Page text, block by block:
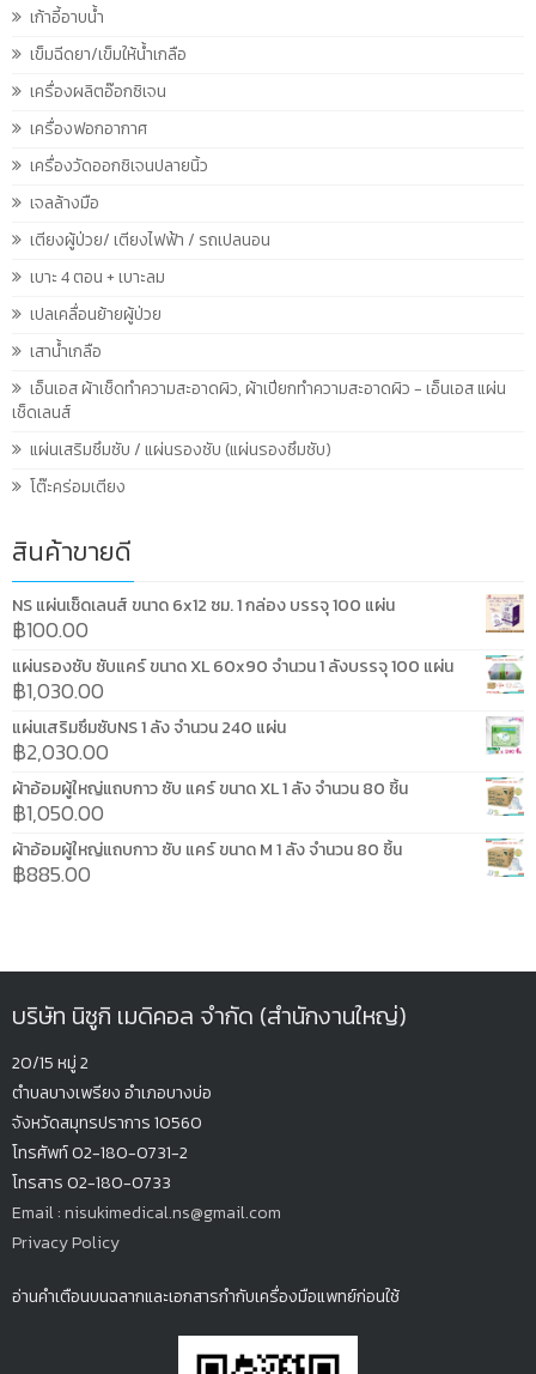
เก้าอี้อาบน้ำ
เข็มฉีดยา/เข็มให้น้ำเกลือ
เครื่องผลิตอ๊อกซิเจน
เครื่องฟอกอากาศ
เครื่องวัดออกซิเจนปลายนิ้ว
เจลล้างมือ
เตียงผู้ป่วย/ เตียงไฟฟ้า / รถเปลนอน
เบาะ 4 ตอน + เบาะลม
เปลเคลื่อนย้ายผู้ป่วย
เสาน้ำเกลือ
เอ็นเอส ผ้าเช็ดทำความสะอาดผิว, ผ้าเปียกทำความสะอาดผิว - เอ็นเอส แผ่น
เช็ดเลนส์
แผ่นเสริมซึมซับ / แผ่นรองซับ (แผ่นรองซึมซับ)
โต๊ะคร่อมเตียง
สินค้าขายดี
NS แผ่นเช็ดเลนส์ ขนาด 6x12 ซม. 1 กล่อง บรรจุ 100 แผ่น
฿100.00
แผ่นรองซับ ซับแคร์ ขนาด XL 60x90 จำนวน 1 ลังบรรจุ 100 แผ่น
฿1,030.00
แผ่นเสริมซึมซับNS 1 ลัง จำนวน 240 แผ่น
฿2,030.00
ผ้าอ้อมผู้ใหญ่แถบกาว ซับ แคร์ ขนาด XL 1 ลัง จำนวน 80 ชิ้น
฿1,050.00
ผ้าอ้อมผู้ใหญ่แถบกาว ซับ แคร์ ขนาด M 1 ลัง จำนวน 80 ชิ้น
฿885.00
บริษัท นิซูกิ เมดิคอล จำกัด (สำนักงานใหญ่)
20/15 หมู่ 2
ตำบลบางเพรียงอำเภอบางบ่อ
จังหวัดสมุทรปราการ 10560
โทรศัพท์ 02-180-0731-2
โทรสาร 02-180-0733
Email : nisukimedical.ns@gmail.com
Privacy Policy
อ่านคำเตือนบนฉลากและเอกสารกำกับเครื่องมือแพทย์ก่อนใช้